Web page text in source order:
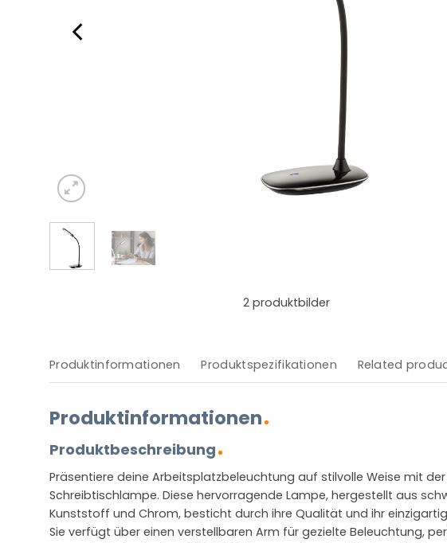
2 produktbilder
Produktinformationen Produktspezifikationen Related
Produktinformationen
Produktbeschreibung
Präsentiere deine Arbeitsplatzbeleuchtung auf stilvolle Weise mit der
Schreibtischlampe. Diese hervorragende Lampe, hergestellt aus
Kunststoff und Chrom, besticht durch ihre Qualität und ihr
Sie verfügt über einen verstellbaren Arm für gezielte Beleuchtung,